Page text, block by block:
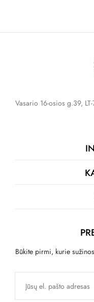
Vasario 16-osios g.39,
Būkite pirmi, kurie